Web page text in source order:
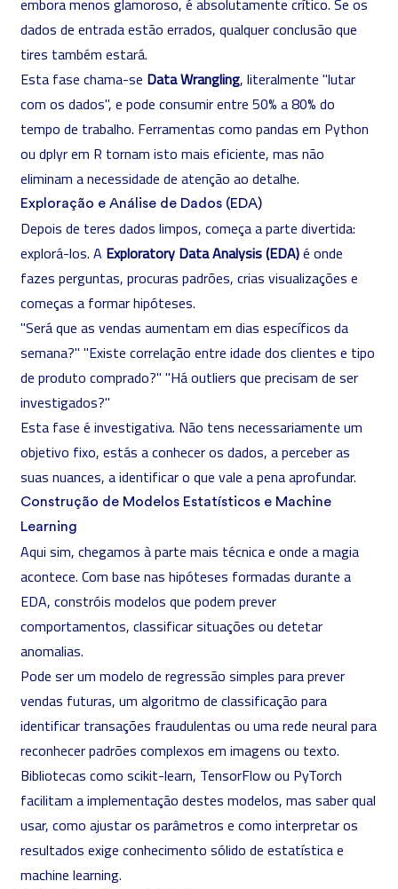
embora menos glamoroso, é absolutamente crítico. Se os
dados de entrada estão errados, qualquer conclusão que
tires também estará.
Esta fase chama-se Data Wrangling, literalmente "lutar
com os dados", e pode consumir entre 50% a 80% do
tempo de trabalho. Ferramentas como pandas em Python
ou dplyr em R tornam isto mais eficiente, mas não
eliminam a necessidade de atenção ao detalhe.
Exploração e Análise de Dados (EDA)
Depois de teres dados limpos, começa a parte divertida:
explorá-los. A Exploratory Data Analysis (EDA)é onde
fazes perguntas, procuras padrões, crias visualizações e
começas a formar hipóteses.
"Será que as vendas aumentam em dias específicos da
semana?" "Existe correlação entre idade dos clientes e tipo
de produto comprado?" "Há outliers que precisam de ser
investigados?"
Esta fase é investigativa. Não tens necessariamente um
objetivo fixo, estás a conhecer os dados, a perceber as
suas nuances, a identificar o que vale a pena aprofundar.
Construção de Modelos Estatísticos e Machine
Learning
Aqui sim, chegamos à parte mais técnica e onde a magia
acontece. Com base nas hipóteses formadas durante a
EDA, constróis modelos que podem prever
comportamentos, classificar situações ou detetar
anomalias.
Pode ser um modelo de regressão simples para prever
vendas futuras, um algoritmo de classificação para
identificar transações fraudulentas ou uma rede neural para
reconhecer padrões complexos em imagens ou texto.
Bibliotecas como scikit-learn, TensorFlow ou PyTorch
facilitam a implementação destes modelos, mas saber qual
usar, como ajustar os parâmetros e como interpretar os
resultados exige conhecimento sólido de estatística e
machine learning.